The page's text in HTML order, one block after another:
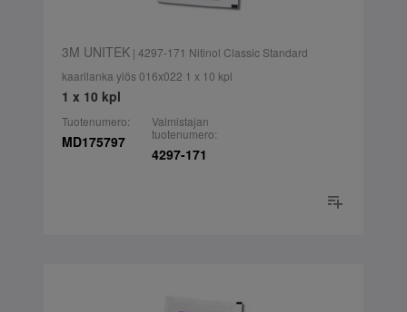
3M UNITEK| 4297-171 Nitinol Classic Standard
kaarilanka ylös 016x022 1 x 10 kpl
1 x 10 kpl
Tuotenumero:
MD175797
Valmistajan
tuotenumero:
4297-171